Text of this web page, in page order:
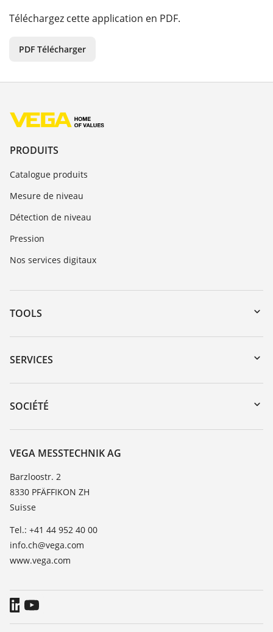
Téléchargez cette application en PDF.
PDF Télécharger
PRODUITS
Catalogue produits
Mesure de niveau
Détection de niveau
Pression
Nos services digitaux
TOOLS
Téléchargements
Recherche par numéro de série
DTM Collection/PACTware
SERVICES
Retour d'appareil
Formations
TeamViewer
SOCIÉTÉ
À propos de VEGA
Contact
News
Presse
Blog
VEGA MESSTECHNIK AG
Barzloostr. 2
8330 PFÄFFIKON ZH
Suisse
Tel.: +41 44 952 40 00
info.ch@vega.com
www.vega.com